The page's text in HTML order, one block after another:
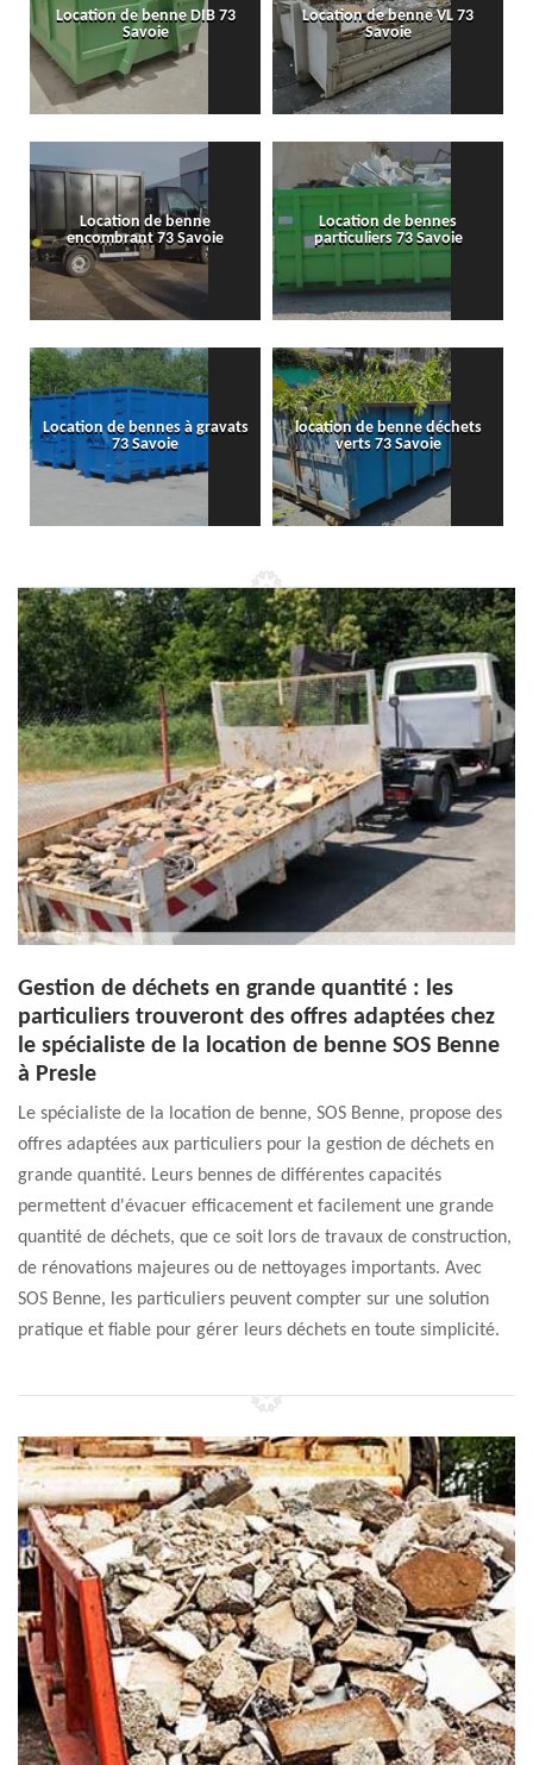
Location de benne DIB 73
Savoie
Location de benne VL 73
Savoie
Location de benne
encombrant 73 Savoie
Location de bennes
particuliers 73 Savoie
Location de bennes à gravats
73 Savoie
location de benne déchets
verts 73 Savoie
Gestion de déchets en grande quantité : les
particuliers trouveront des offres adaptées chez
le spécialiste de la location de benne SOS Benne
à Presle
Le spécialiste de la location de benne, SOS Benne, propose des
offres adaptées aux particuliers pour la gestion de déchets en
grande quantité. Leurs bennes de différentes capacités
permettent d'évacuer efficacement et facilement une grande
quantité de déchets, que ce soit lors de travaux de construction,
de rénovations majeures ou de nettoyages importants. Avec
SOS Benne, les particuliers peuvent compter sur une solution
pratique et fiable pour gérer leurs déchets en toute simplicité.